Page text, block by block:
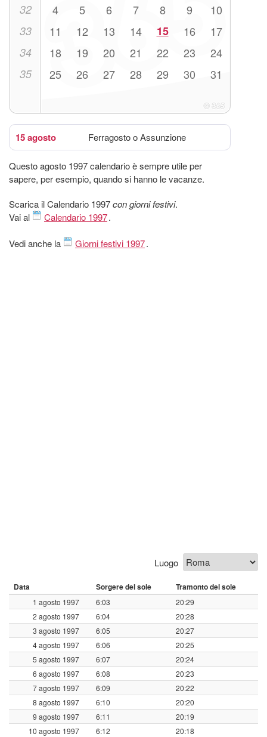
32 4 5 6 7 8 9 10
33 11 12 13 14 15 16 17
34 18 19 20 21 22 23 24
35 25 26 27 28 29 30 31
15 agosto Ferragosto o Assunzione
Questo agosto 1997 calendario è sempre utile per
sapere, per esempio, quando si hanno le vacanze.
Scarica il Calendario 1997con giorni festivi.
Vai al
Calendario 1997.
Vedi anche la Giorni festivi 1997.
Luogo
Data Sorgere del sole Tramonto del sole
1 agosto 1997 6:03
20:29
2 agosto 1997
6:04
20:28
3 agosto 1997
6:05
20:27
4 agosto 1997
6:06
20:25
5 agosto 1997
6:07
20:24
6 agosto 1997
6:08
20:23
7 agosto 1997
6:09
20:22
8 agosto 1997
6:10
20:20
9 agosto 1997
6:11
20:19
10 agosto 1997
6:12 20:18